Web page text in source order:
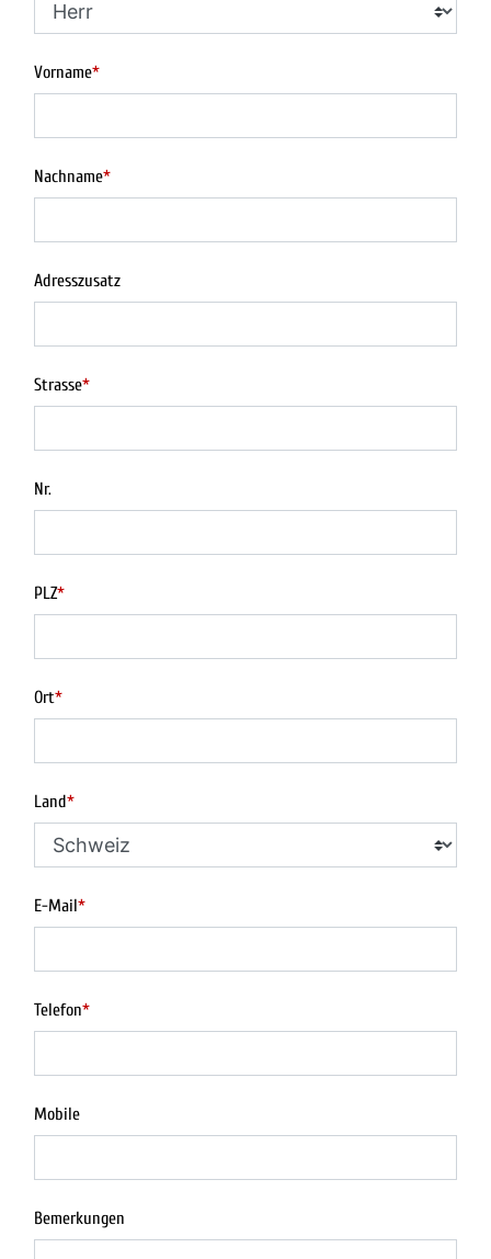
Vorname*
Nachname*
Adresszusatz
Strasse*
Nr.
PLZ*
Ort*
Land*
E-Mail*
Telefon*
Mobile
Bemerkungen